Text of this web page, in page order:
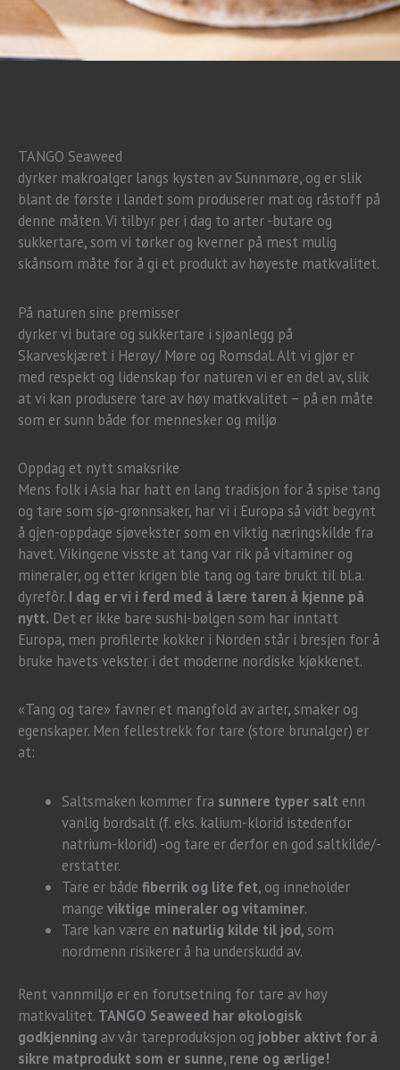
TANGO Seaweed
dyrker makroalger langs kysten av Sunnmøre, og er slik
blant de første i landet som produserer mat og råstoff på
denne måten. Vi tilbyr per i dag to arter -butare og
sukkertare, som vi tørker og kverner på mest mulig
skånsom måte for å gi et produkt av høyeste matkvalitet.
På naturen sine premisser
dyrker vi butare og sukkertare i sjøanlegg på
Skarveskjæret i Herøy/ Møre og Romsdal. Alt vi gjør er
med respekt og lidenskap for naturen vi er en del av, slik
at vi kan produsere tare av høy matkvalitet – på en måte
som er sunn både for mennesker og miljø
Oppdag et nytt smaksrike
Mens folk i Asia har hatt en lang tradisjon for å spise tang
og tare som sjø-grønnsaker, har vi i Europa så vidt begynt
å gjen-oppdage sjøvekster som en viktig næringskilde fra
havet. Vikingene visste at tang var rik på vitaminer og
mineraler, og etter krigen ble tang og tare brukt til bl.a.
dyrefôr. I dag er vi i ferd med å lære taren å kjenne på
nytt. Det er ikke bare sushi-bølgen som har inntatt
Europa, men profilerte kokker i Norden står i bresjen for å
bruke havets vekster i det moderne nordiske kjøkkenet.
«Tang og tare» favner et mangfold av arter, smaker og
egenskaper. Men fellestrekk for tare (store brunalger) er
at:
Saltsmaken kommer fra sunnere typer salt enn
vanlig bordsalt (f. eks. kalium-klorid istedenfor
natrium-klorid) -og tare er derfor en god saltkilde/-
erstatter.
Tare er bådefiberrik og lite fet, og inneholder
mangeviktige mineraler og vitaminer.
Tare kan være en naturlig kilde til jod, som
nordmenn risikerer å ha underskudd av.
Rent vannmiljø er en forutsetning for tare av høy
matkvalitet. TANGO Seaweed har økologisk
godkjenning av vår tareproduksjon og jobber aktivt for å
sikre matprodukt som er sunne, rene og ærlige!